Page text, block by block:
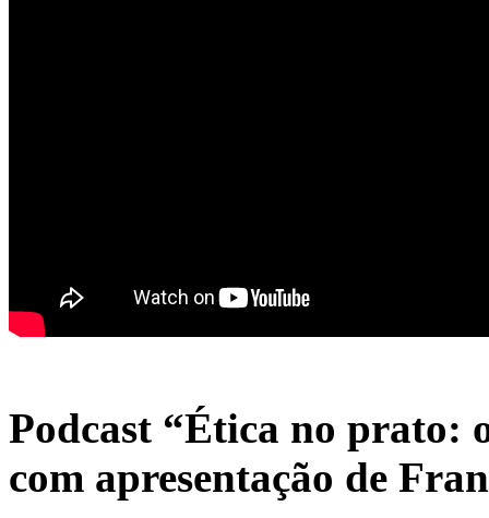
Podcast “Ética no prato:
com apresentação de